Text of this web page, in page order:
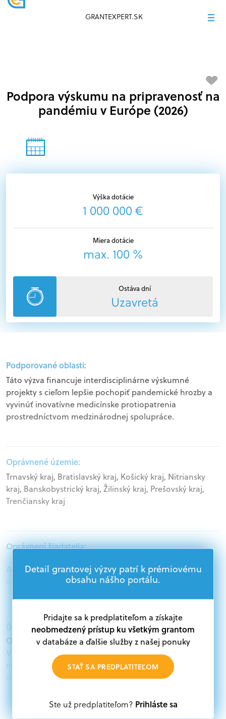
GRANTEXPERT.SK
Výška dotácie
1 000 000 €
Miera dotácie
max. 100 %
Ostáva dní
Uzavretá
Podpora výskumu na pripravenosť na
pandémiu v Európe (2026)
Podporované oblasti:
Táto výzva financuje interdisciplinárne výskumné
projekty s cieľom lepšie pochopiť pandemické hrozby a
vyvinúť inovatívne medicínske protiopatrenia
prostredníctvom medzinárodnej spolupráce.
Oprávnené územie:
Trnavský kraj, Bratislavský kraj, Košický kraj, Nitriansky
kraj, Banskobystrický kraj, Žilinský kraj, Prešovský kraj,
Trenčiansky kraj
Oprávnení žiadatelia:
Akademický sektor, Podnikatelia, Mimovládne
Ďalšie informácie:
Oprávnení žiadatelia:
V databáze grantov a dotácií na portáli Grantexpert.sk
nájdete aktuálne výzvy z eurofondov, plánu obnovy a
ďalších zdrojov.
Oprávnení partneri:
Akákoľvek právnická osoba, t. j. verejný alebo súkromný
Detail grantovej výzvy patrí k prémiovému
obsahu nášho portálu.
Pridajte sa k predplatiteľom a získajte
neobmedzený prístup ku všetkým grantom
v databáze a ďalšie služby z našej ponuky
STAŤ SA PREDPLATITEĽOM
Ste už predplatiteľom? Prihláste sa